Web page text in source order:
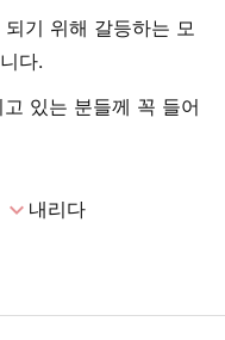
기 위해 갈등하는 모
다.
있는 분들께 꼭 들어
expand_more내리다